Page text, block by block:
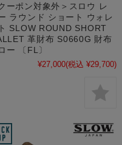
ーポン対象外＞スロウ レ
ラウンド ショート ウォレ
SLOW ROUND SHORT
革財布 S0660G 財布
ー 〔FL〕
¥27,000(税込 ¥29,700)